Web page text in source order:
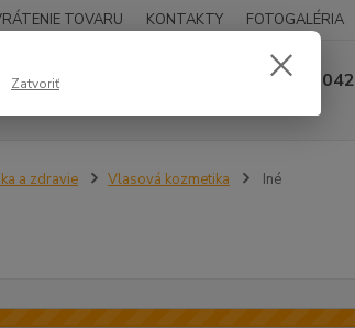
TOVARU KONTAKTY FOTOGALÉRIA
Hľadať 0948 236 042
a zdravie Vlasová kozmetika Iné
Zatvoriť